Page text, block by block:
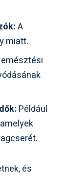
A
miatt.
Például
és